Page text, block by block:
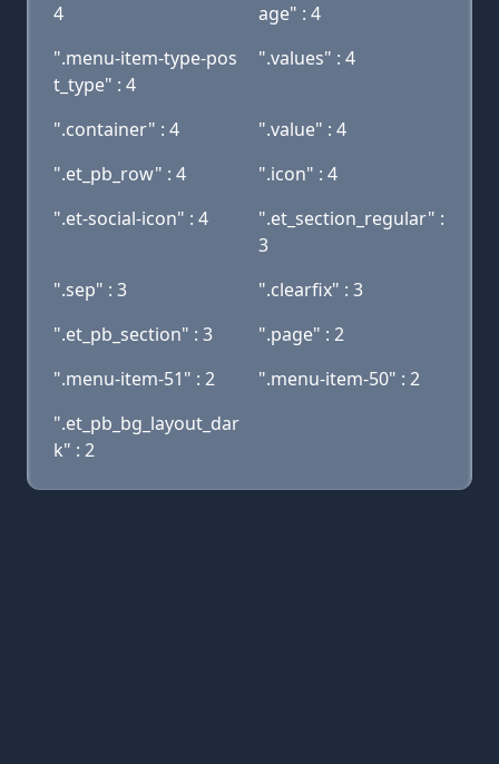
4
age" : 4
".menu-item-type-pos
t_type" : 4
".values" : 4
".container" : 4
".value" : 4
".et_pb_row" : 4
".icon" : 4
".et-social-icon" : 4
".et_section_regular" :
3
".sep" : 3
".clearfix" : 3
".et_pb_section" : 3
".page" : 2
".menu-item-51" : 2
".menu-item-50" : 2
".et_pb_bg_layout_dar
k" : 2